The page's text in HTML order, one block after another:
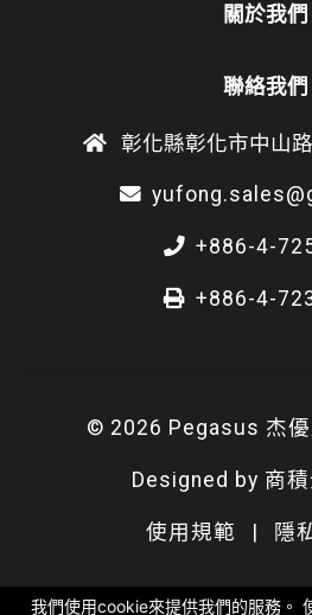
關於我們
聯絡我們
彰化縣彰化市中山
+886-4-
+886-4-
© 2026 Pegasus 杰
Designed by 商
使用規範 | 隱
我們使用cookie來提供我們的服務。